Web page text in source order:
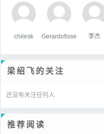
chilesk Gerardofisse 李杰
梁绍飞的关注
还没有关注任何人
推荐阅读